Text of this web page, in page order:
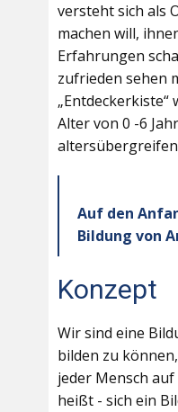
versteht sich als
machen will,
Erfahrungen
zufrieden sehen
„Entdeckerkiste“
Alter von 0 -6
Auf den
Bildung von
Konzept
Wir sind eine
bilden zu
jeder Mensch
heißt - sich ein